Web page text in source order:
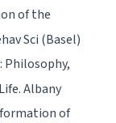
of the
Sci (Basel)
Philosophy,
Albany
of